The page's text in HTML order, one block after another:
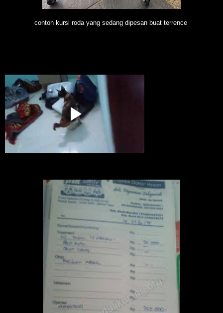
contoh kursi roda yang sedang dipesan buat terrence